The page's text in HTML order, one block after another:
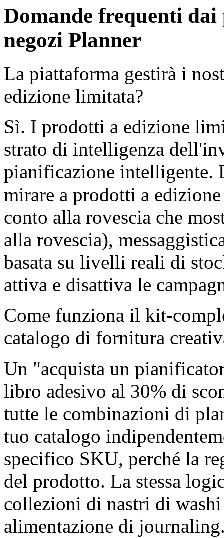
Domande frequenti
negozi Planner
La piattaforma gestirà i
edizione limitata?
Sì. I prodotti a edizione
strato di intelligenza
pianificazione intelligente.
mirare a prodotti a
conto alla rovescia che
alla rovescia),
basata su livelli reali di
attiva e disattiva le
Come funziona il kit-
catalogo di fornitura
Un "acquista un
libro adesivo al 30% di
tutte le combinazioni di
tuo catalogo
specifico SKU, perché la
del prodotto. La stessa
collezioni di nastri di
alimentazione di